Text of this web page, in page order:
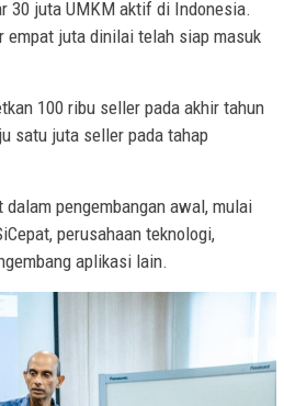
30 juta UMKM aktif di Indonesia.
empat juta dinilai telah siap masuk
100 ribu seller pada akhir tahun
satu juta seller pada tahap
pengembangan awal, mulai
perusahaan teknologi,
aplikasi lain.